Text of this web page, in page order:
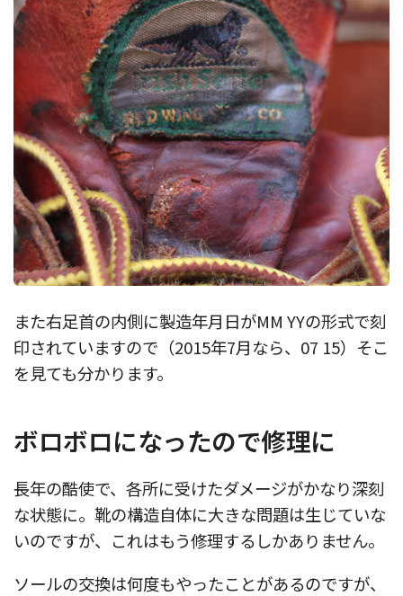
また右足首の内側に製造年月日がMM YYの形式で刻
印されていますので（2015年7月なら、07 15）そこ
を見ても分かります。
ボロボロになったので修理に
長年の酷使で、各所に受けたダメージがかなり深刻
な状態に。靴の構造自体に大きな問題は生じていな
いのですが、これはもう修理するしかありません。
ソールの交換は何度もやったことがあるのですが、